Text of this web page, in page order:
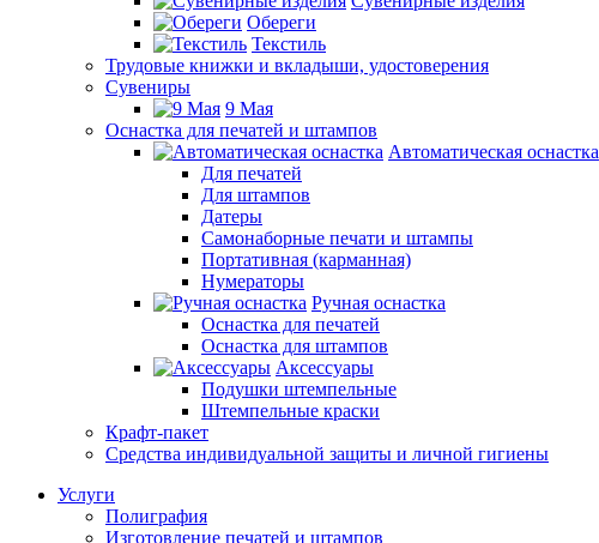
Обереги
Текстиль
Трудовые книжки и вкладыши, удостоверения
Сувениры
9 Мая
Оснастка для печатей и штампов
Автоматическая оснастка
Для печатей
Для штампов
Датеры
Самонаборные печати и штампы
Портативная (карманная)
Нумераторы
Ручная оснастка
Оснастка для печатей
Оснастка для штампов
Аксессуары
Подушки штемпельные
Штемпельные краски
Крафт-пакет
Средства индивидуальной защиты и личной гигиены
Услуги
Полиграфия
Изготовление печатей и штампов